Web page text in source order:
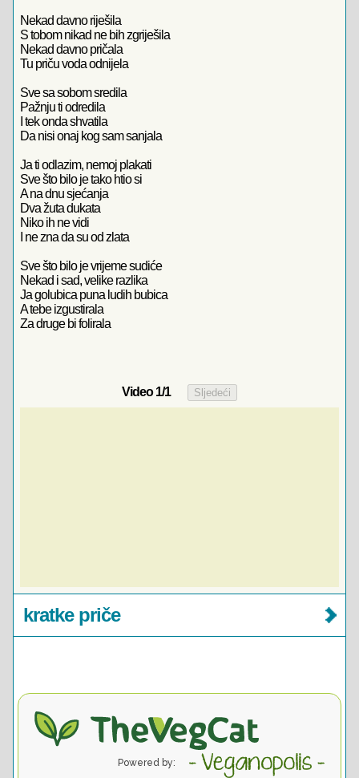
Nekad davno riješila
S tobom nikad ne bih zgriješila
Nekad davno pričala
Tu priču voda odnijela
Sve sa sobom sredila
Pažnju ti odredila
I tek onda shvatila
Da nisi onaj kog sam sanjala
Ja ti odlazim, nemoj plakati
Sve što bilo je tako htio si
A na dnu sjećanja
Dva žuta dukata
Niko ih ne vidi
I ne zna da su od zlata
Sve što bilo je vrijeme sudiće
Nekad i sad, velike razlika
Ja golubica puna ludih bubica
A tebe izgustirala
Za druge bi folirala
Video1/1
kratke priče